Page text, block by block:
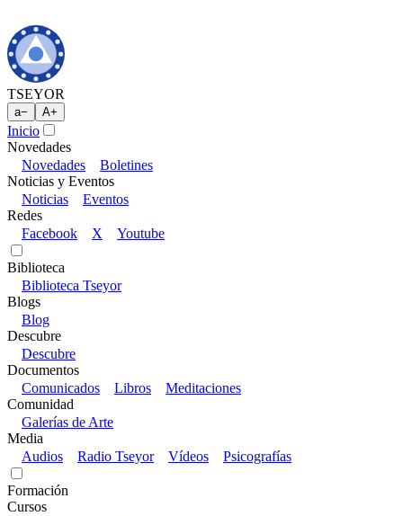
TSEYOR
a− A+
Inicio
Novedades
Novedades
Boletines
Noticias y Eventos
Noticias
Eventos
Redes
Facebook
X Youtube
Biblioteca
Biblioteca Tseyor
Blogs
Blog
Descubre
Descubre
Documentos
Comunicados
Libros
Meditaciones
Comunidad
Galerías de Arte
Media
Audios
Radio Tseyor Vídeos Psicografías
Formación
Cursos